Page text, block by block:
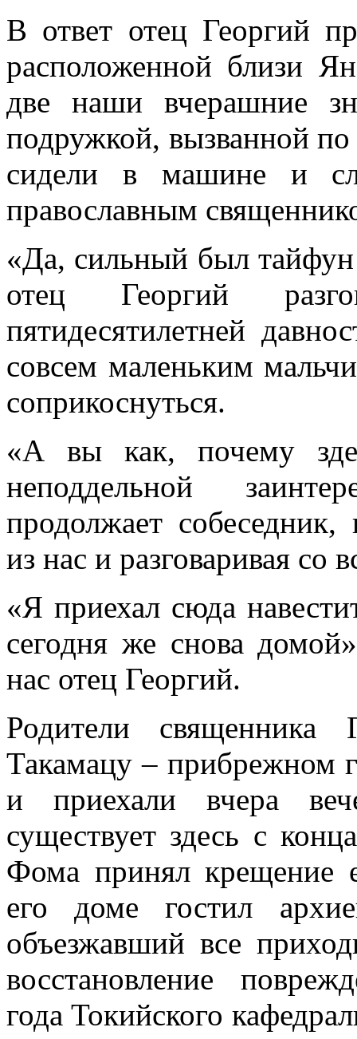
В ответ отец Георгий
расположенной близи
две наши вчерашние
подружкой, вызванной
сидели в машине и
православным
«Да, сильный был
отец Георгий
пятидесятилетней
совсем маленьким
соприкоснуться.
«А вы как, почему
неподдельной
продолжает
из нас и разговаривая со
«Я приехал сюда
сегодня же снова
нас отец Георгий.
Родители
Такамацу – прибрежном
и приехали вчера
существует здесь с
Фома принял крещение
его доме гостил
объезжавший все
восстановление
года Токийского